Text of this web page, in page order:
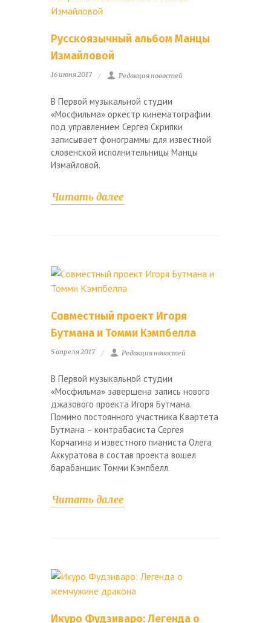
Русскоязычный альбом Манцы
Измайловой
16 июня 2017 Редакция новостей
В Первой музыкальной студии
«Мосфильма» оркестр кинематографии
под управлением Сергея Скрипки
записывает фонограммы для известной
словенской исполнительницы Манцы
Измайловой.
Читать далее
Совместный проект Игоря
Бутмана и Томми Кэмпбелла
5 апреля 2017 Редакция новостей
В Первой музыкальной студии
«Мосфильма» завершена запись нового
джазового проекта Игоря Бутмана.
Помимо постоянного участника Квартета
Бутмана – контрабасиста Сергея
Корчагина и известного пианиста Олега
Аккуратова в состав проекта вошел
барабанщик Томми Кэмпбелл.
Читать далее
Икуро Фудзиваро: Легенда о